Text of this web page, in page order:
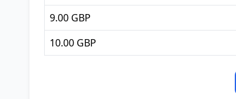
9.00 GBP
10.00 GBP